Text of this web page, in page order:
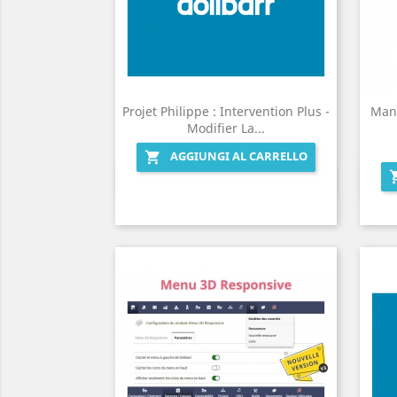
Projet Philippe : Intervention Plus -
Modifier La...

AGGIUNGI AL CARRELLO